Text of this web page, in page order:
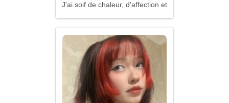
J'ai soif de chaleur, d'affection et de compréhension